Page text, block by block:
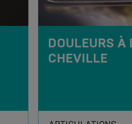
DOULEURS À
CHEVILLE